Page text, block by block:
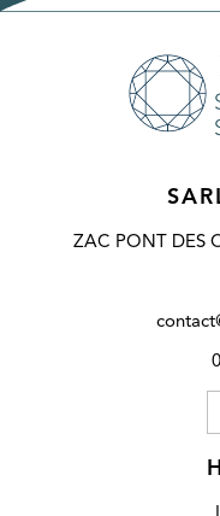
ZAC PONT DES